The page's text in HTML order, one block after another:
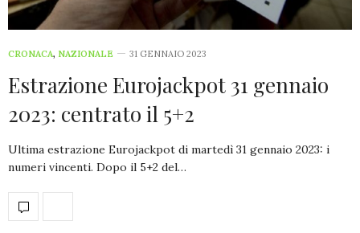
CRONACA, NAZIONALE 31 GENNAIO 2023
Estrazione Eurojackpot 31 gennaio
2023: centrato il 5+2
Ultima estrazione Eurojackpot di martedì 31 gennaio 2023: i
numeri vincenti. Dopo il 5+2 del…